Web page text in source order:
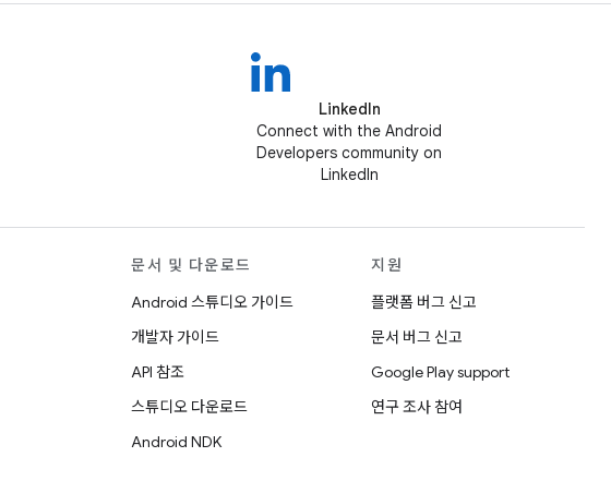
LinkedIn
Connect with the Android
Developers community on
LinkedIn
문서 및 다운로드
Android 스튜디오 가이드
개발자 가이드
API 참조
스튜디오 다운로드
Android NDK
지원
플랫폼 버그 신고
문서 버그 신고
Google Play support
연구 조사 참여